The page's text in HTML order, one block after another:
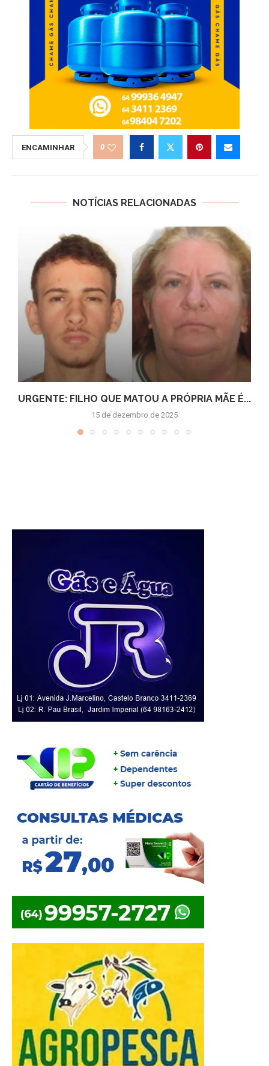
ENCAMINHAR 0
NOTÍCIAS RELACIONADAS
URGENTE: FILHO QUE MATOU A PRÓPRIA MÃE É...
15 de dezembro de 2025